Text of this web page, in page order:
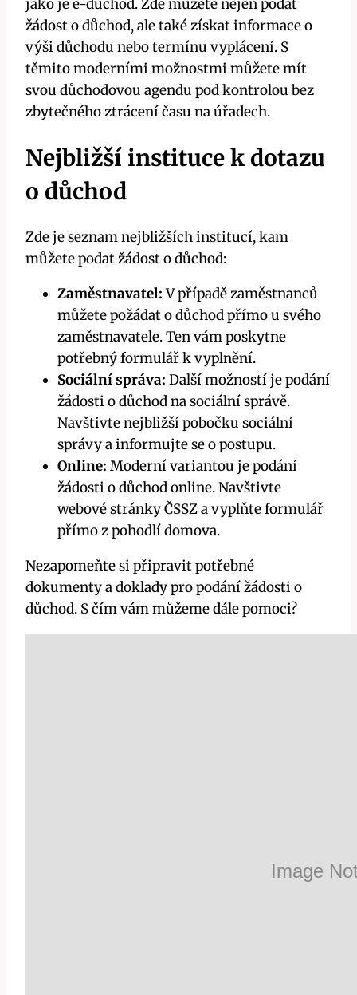
jako je e-důchod. Zde můžete nejen podat
žádost o důchod, ale také získat informace o
výši důchodu nebo termínu vyplácení. S
těmito moderními možnostmi můžete mít
svou důchodovou agendu pod kontrolou bez
zbytečného ztrácení času na úřadech.
Nejbližší instituce k dotazu
o důchod
Zde je seznam nejbližších institucí, kam
můžete podat žádost o důchod:
Zaměstnavatel:V případě zaměstnanců
můžete požádat o důchod přímo u svého
zaměstnavatele. Ten vám poskytne
potřebný formulář k vyplnění.
Sociální správa: Další možností je podání
žádosti o důchod na sociální správě.
Navštivte nejbližší pobočku sociální
správy a informujte se o postupu.
Online: Moderní variantou je podání
žádosti o důchod online. Navštivte
webové stránky ČSSZ a vyplňte formulář
přímo z pohodlí domova.
Nezapomeňte si připravit potřebné
dokumenty a doklady pro podání žádosti o
důchod. S čím vám můžeme dále pomoci?